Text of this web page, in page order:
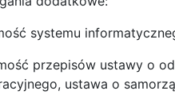
systemu
przepisów ustawy o
ustawa o